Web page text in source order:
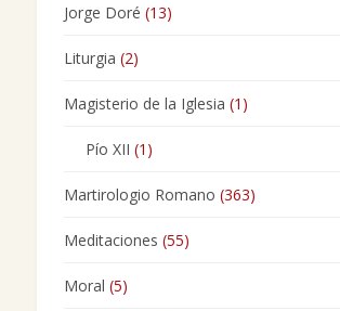
Jorge Doré (13)
Liturgia (2)
Magisterio de la Iglesia (1)
Pío XII (1)
Martirologio Romano (363)
Meditaciones (55)
Moral (5)